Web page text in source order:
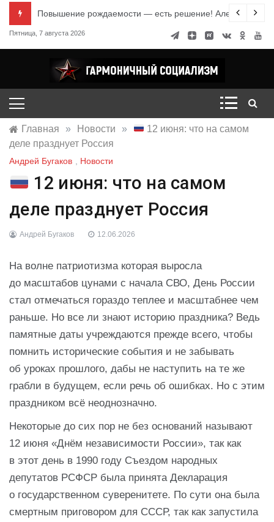
содержимому
Повышение рождаемости — есть решение! Александр
Пятница, 7 августа 2026
Гармоничный социализм
портал движения
Главная » Новости »
12 июня: что на самом
деле празднует Россия
Андрей Бугаков Новости
12 июня: что на самом
деле празднует Россия
Андрей Бугаков 12.06.2026
На волне патриотизма которая выросла
до масштабов цунами с начала СВО, День России
стал отмечаться гораздо теплее и масштабнее чем
раньше. Но все ли знают историю праздника? Ведь
памятные даты учреждаются прежде всего, чтобы
помнить исторические события и не забывать
об уроках прошлого, дабы не наступить на те же
грабли в будущем, если речь об ошибках. Но с этим
праздником всё неоднозначно.
Некоторые до сих пор не без оснований называют
12 июня «Днём независимости России», так как
в этот день в 1990 году Съездом народных
депутатов РСФСР была принята Декларация
о государственном суверенитете. По сути она была
смертным приговором для СССР, так как запустила